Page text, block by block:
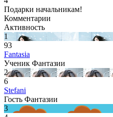
Подарки начальникам!
Комментарии
Активность
1
93
Fantasia
Ученик Фантазии
2
6
Stefani
Гость Фантазии
3